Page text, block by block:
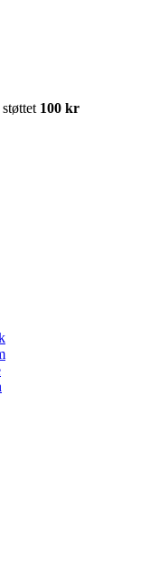
støttet 100 kr